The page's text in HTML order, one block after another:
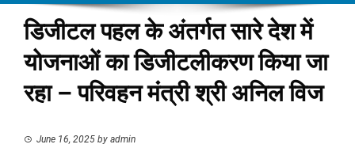
डिजीटल पहल के अंतर्गत सारे देश में
योजनाओं का डिजीटलीकरण किया जा
रहा – परिवहन मंत्री श्री अनिल विज
June 16, 2025 by admin